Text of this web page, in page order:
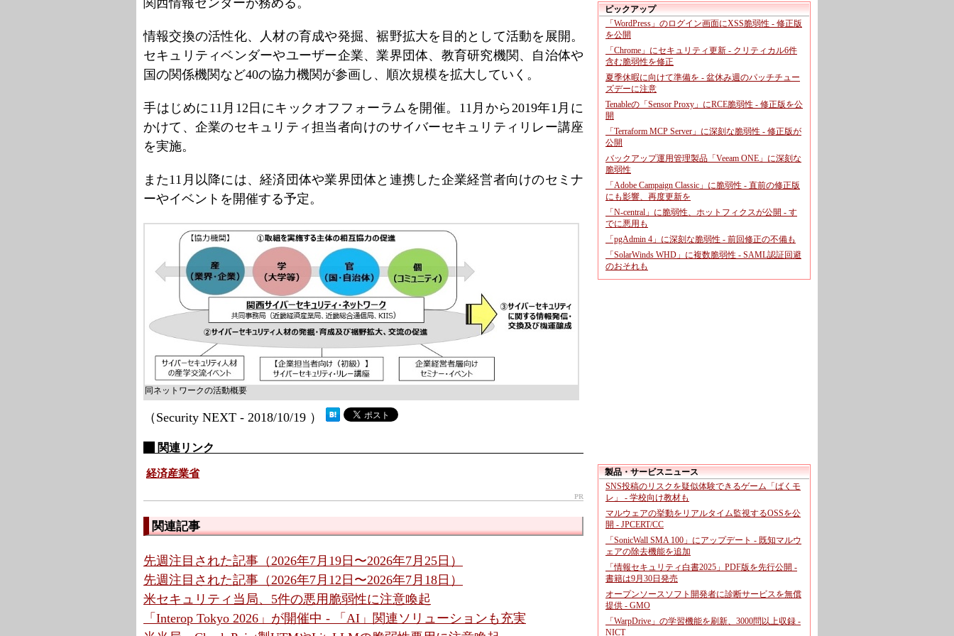
関西情報センターが務める。
情報交換の活性化、人材の育成や発掘、裾野拡大を目的として活動を展開。
セキュリティベンダーやユーザー企業、業界団体、教育研究機関、自治体や
国の関係機関など40の協力機関が参画し、順次規模を拡大していく。
手はじめに11月12日にキックオフフォーラムを開催。11月から2019年1月に
かけて、企業のセキュリティ担当者向けのサイバーセキュリティリレー講座
を実施。
また11月以降には、経済団体や業界団体と連携した企業経営者向けのセミナ
ーやイベントを開催する予定。
同ネットワークの活動概要
（Security NEXT - 2018/10/19 ）
関連リンク
経済産業省
PR
関連記事
先週注目された記事（2026年7月19日〜2026年7月25日）
先週注目された記事（2026年7月12日〜2026年7月18日）
米セキュリティ当局、5件の悪用脆弱性に注意喚起
「Interop Tokyo 2026」が開催中 - 「AI」関連ソリューションも充実
ピックアップ
「WordPress」のログイン画面にXSS脆弱性 - 修正版
を公開
「Chrome」にセキュリティ更新 - クリティカル6件
含む脆弱性を修正
夏季休暇に向けて準備を - 盆休み週のパッチチュー
ズデーに注意
Tenableの「Sensor Proxy」にRCE脆弱性 - 修正版を公
開
「Terraform MCP Server」に深刻な脆弱性 - 修正版が
公開
バックアップ運用管理製品「Veeam ONE」に深刻な
脆弱性
「Adobe Campaign Classic」に脆弱性 - 直前の修正版
にも影響、再度更新を
「N-central」に脆弱性、ホットフィクスが公開 - す
でに悪用も
「pgAdmin 4」に深刻な脆弱性 - 前回修正の不備も
「SolarWinds WHD」に複数脆弱性 - SAML認証回避
のおそれも
製品・サービスニュース
SNS投稿のリスクを疑似体験できるゲーム「ばくモ
レ」 - 学校向け教材も
マルウェアの挙動をリアルタイム監視するOSSを公
開 - JPCERT/CC
「SonicWall SMA 100」にアップデート - 既知マルウ
ェアの除去機能を追加
「情報セキュリティ白書2025」PDF版を先行公開 -
書籍は9月30日発売
オープンソースソフト開発者に診断サービスを無償
提供 - GMO
「WarpDrive」の学習機能を刷新、3000問以上収録 -
NICT